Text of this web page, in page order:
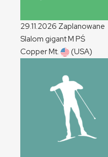
29.11.2026 Zaplanowane
Slalom gigantM PŚ
Copper Mt.
(USA)